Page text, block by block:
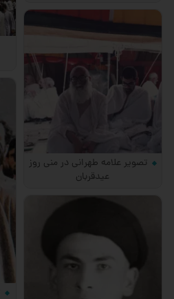
تصویر علامه طهرانی در منی روز
عیدقربان